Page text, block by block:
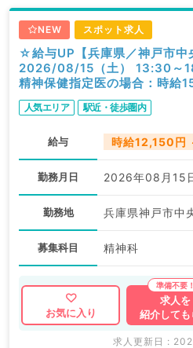
NEW スポット求人
☆給与UP【兵庫県／神戸市中
2026/08/15（土） 13:30～
精神保健指定医の場合：時給
き歩合無し）／一般外来／精神
人気エリア 駅近・徒歩圏内
給与 時給12,150円
勤務月日 2026年08月15
勤務地 兵庫県神戸市中
募集科目 精神科
お気に入り
求人を
紹介しても
求人更新日 :